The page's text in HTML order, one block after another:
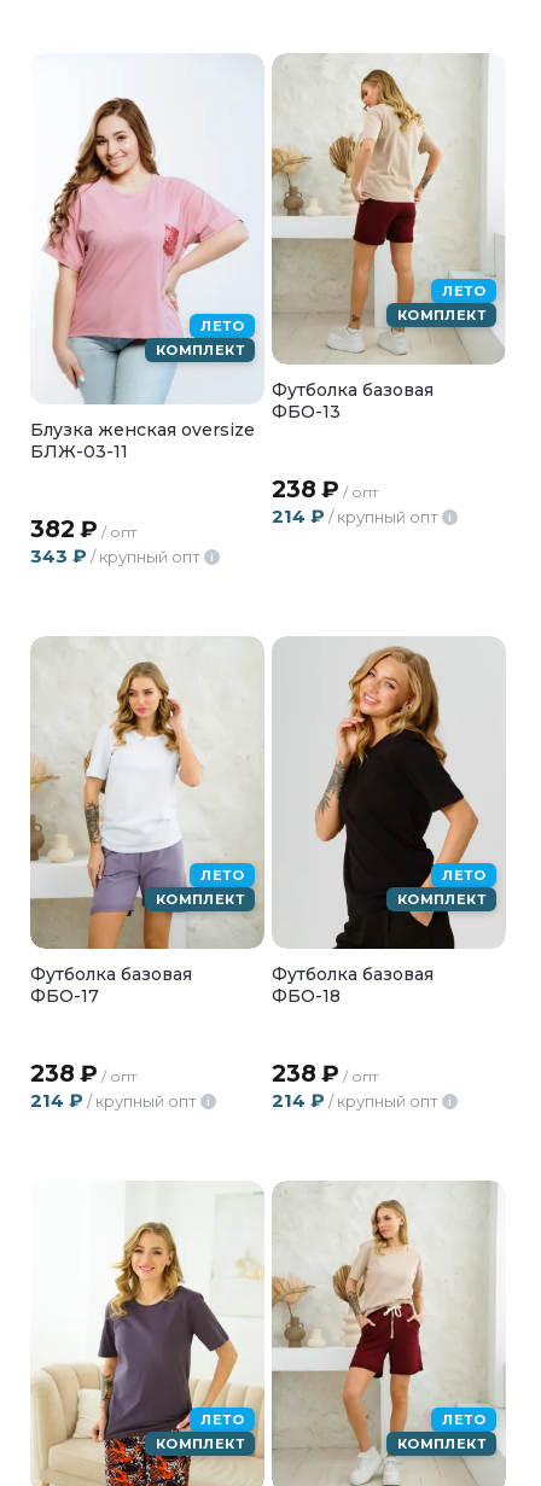
ЛЕТО
КОМПЛЕКТ
Блузка женская oversize
БЛЖ-03-11
382 ₽ / опт
343 ₽ / крупный опт i
ЛЕТО
КОМПЛЕКТ
Футболка базовая
ФБО-13
238 ₽ / опт
214 ₽ / крупный опт i
ЛЕТО
КОМПЛЕКТ
Футболка базовая
ФБО-17
238 ₽ / опт
214 ₽ / крупный опт i
ЛЕТО
КОМПЛЕКТ
Футболка базовая
ФБО-18
238 ₽ / опт
214 ₽ / крупный опт i
ЛЕТО
КОМПЛЕКТ
ЛЕТО
КОМПЛЕКТ